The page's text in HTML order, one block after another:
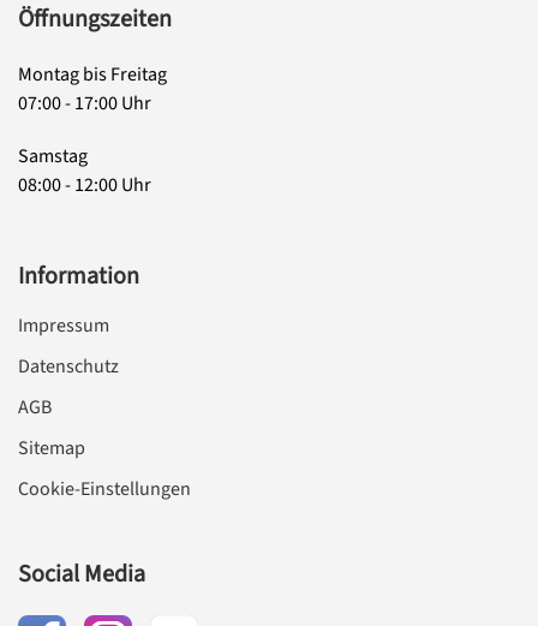
Öffnungszeiten
Montag bis Freitag
07:00 - 17:00 Uhr
Samstag
08:00 - 12:00 Uhr
Information
Impressum
Datenschutz
AGB
Sitemap
Cookie-Einstellungen
Social Media